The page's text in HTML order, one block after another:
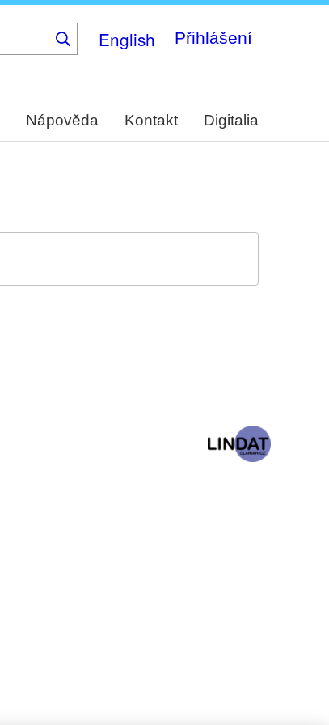
English Přihlášení
Nápověda Kontakt Digitalia